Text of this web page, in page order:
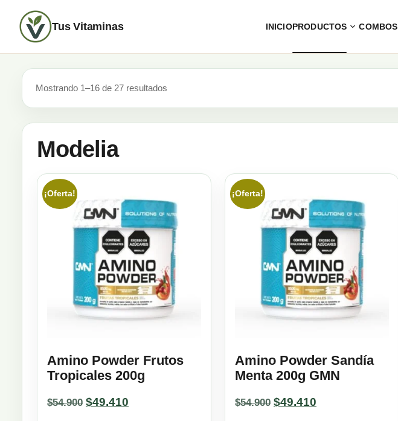
Tus Vitaminas INICIOPRODUCTOS COMBOS
Mostrando 1–16 de 27 resultados
Modelia
¡Oferta!
Amino Powder Frutos
Tropicales 200g
$54.900 Original
$49.410
¡Oferta!
Amino Powder Sandía
Menta 200g GMN
$54.900 Original
$49.410